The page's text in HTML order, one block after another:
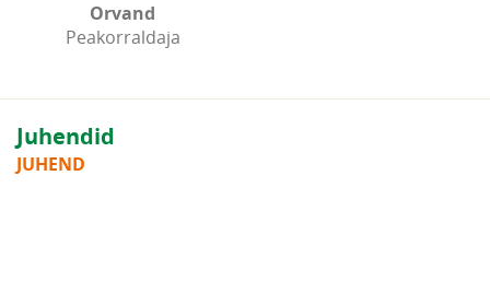
Orvand
Peakorraldaja
Juhendid
JUHEND